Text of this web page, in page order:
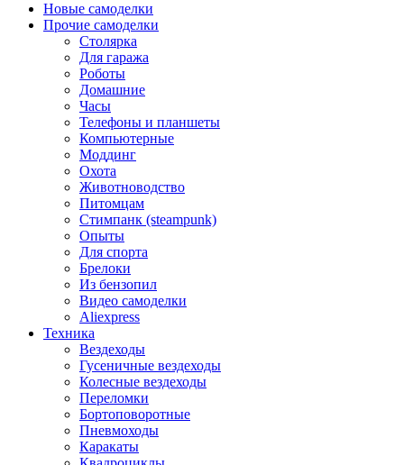
Новые самоделки
Прочие самоделки
Столярка
Для гаража
Роботы
Домашние
Часы
Телефоны и планшеты
Компьютерные
Моддинг
Охота
Животноводство
Питомцам
Стимпанк (steampunk)
Опыты
Для спорта
Брелоки
Из бензопил
Видео самоделки
Aliexpress
Техника
Вездеходы
Гусеничные вездеходы
Колесные вездеходы
Переломки
Бортоповоротные
Пневмоходы
Каракаты